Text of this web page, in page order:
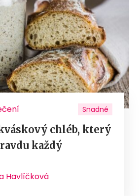
Snadné
chléb, který
každý
Havlíčková